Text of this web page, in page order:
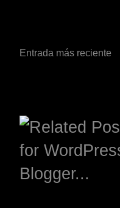
Entrada más reciente